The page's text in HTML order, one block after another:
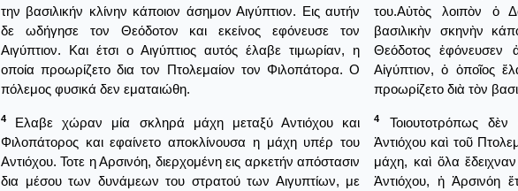
την βασιλικήν κλίνην κάποιον άσημον Αιγύπτιον. Εις αυτήν
δε ωδήγησε τον Θεόδοτον και εκείνος εφόνευσε τον
Αιγύπτιον. Και έτσι ο Αιγύπτιος αυτός έλαβε τιμωρίαν, η
οποία προωρίζετο δια τον Πτολεμαίον τον Φιλοπάτορα. Ο
πόλεμος φυσικά δεν εματαιώθη.
του.Αὐτὸς λοιπὸν ὁ
βασιλικὴν σκηνὴν
Θεόδοτος ἐφόνευσεν
Αἰγύπτιον, ὁ ὁποῖος
προωρίζετο διὰ τὸν
4
Ελαβε χώραν μία σκληρά μάχη μεταξύ Αντιόχου και
Φιλοπάτορος και εφαίνετο αποκλίνουσα η μάχη υπέρ του
Αντιόχου. Τοτε η Αρσινόη, διερχομένη εις αρκετήν απόστασιν
δια μέσου των δυνάμεων του στρατού των Αιγυπτίων, με
4
Τοιουτοτρόπως
Ἀντιόχου καὶ τοῦ
μάχη, καὶ ὅλα
Ἀντιόχου, ἡ Ἀρσινόη